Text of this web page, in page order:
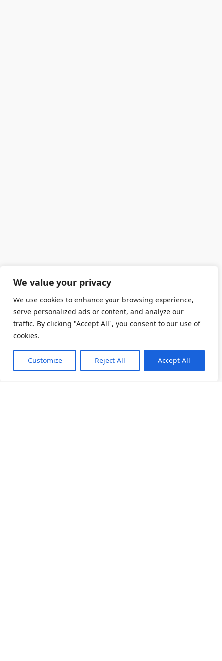
We value your privacy
We use cookies to enhance your browsing experience,
serve personalized ads or content, and analyze our
traffic. By clicking "Accept All", you consent to our use of
cookies.
Customize Reject All Accept All